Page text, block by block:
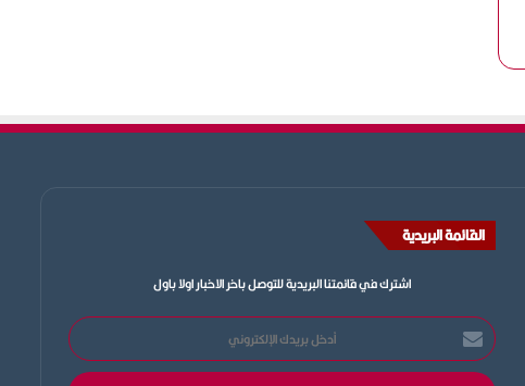
القائمة البريدية
اشترك في قائمتنا البريدية للتوصل باخر الاخبار اولا باول
أدخل
بريدك
الإلكتروني